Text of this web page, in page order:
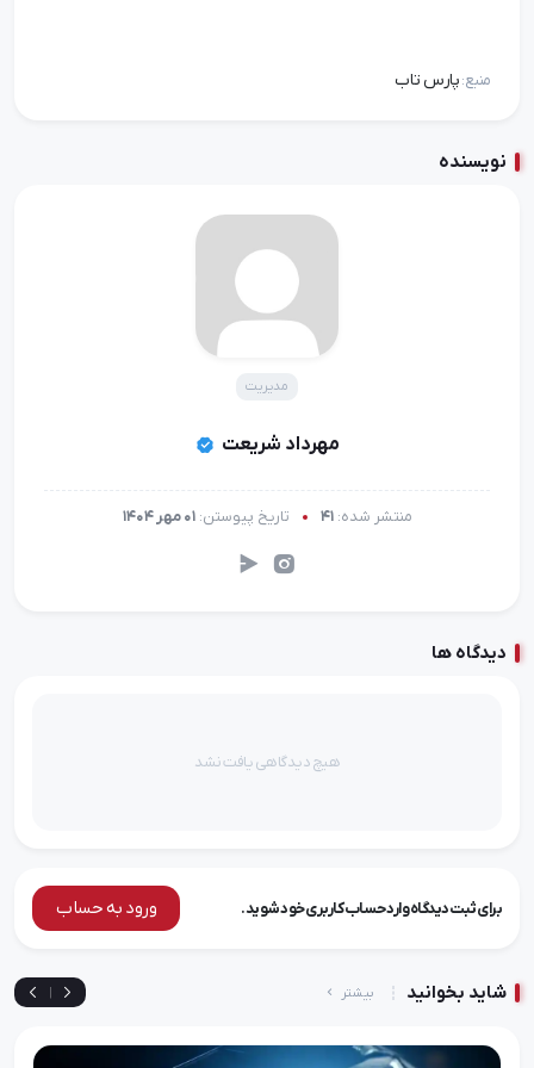
منبع:پارس تاب
نویسنده
مدیریت
مهرداد شریعت
منتشر شده: 41 تاریخ پیوستن: 01 مهر 1404
دیدگاه ها
هیچ دیدگاهی یافت نشد
برای ثبت دیدگاه وارد حساب کاربری خود شوید. ورود به حساب
شاید بخوانید بیشتر |